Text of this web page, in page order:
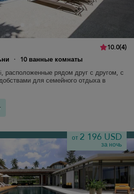
10.0(4)
·
10 ванные комнаты
рядом друг с другом, с
для семейного отдыха в
от 2 196 USD
за ночь